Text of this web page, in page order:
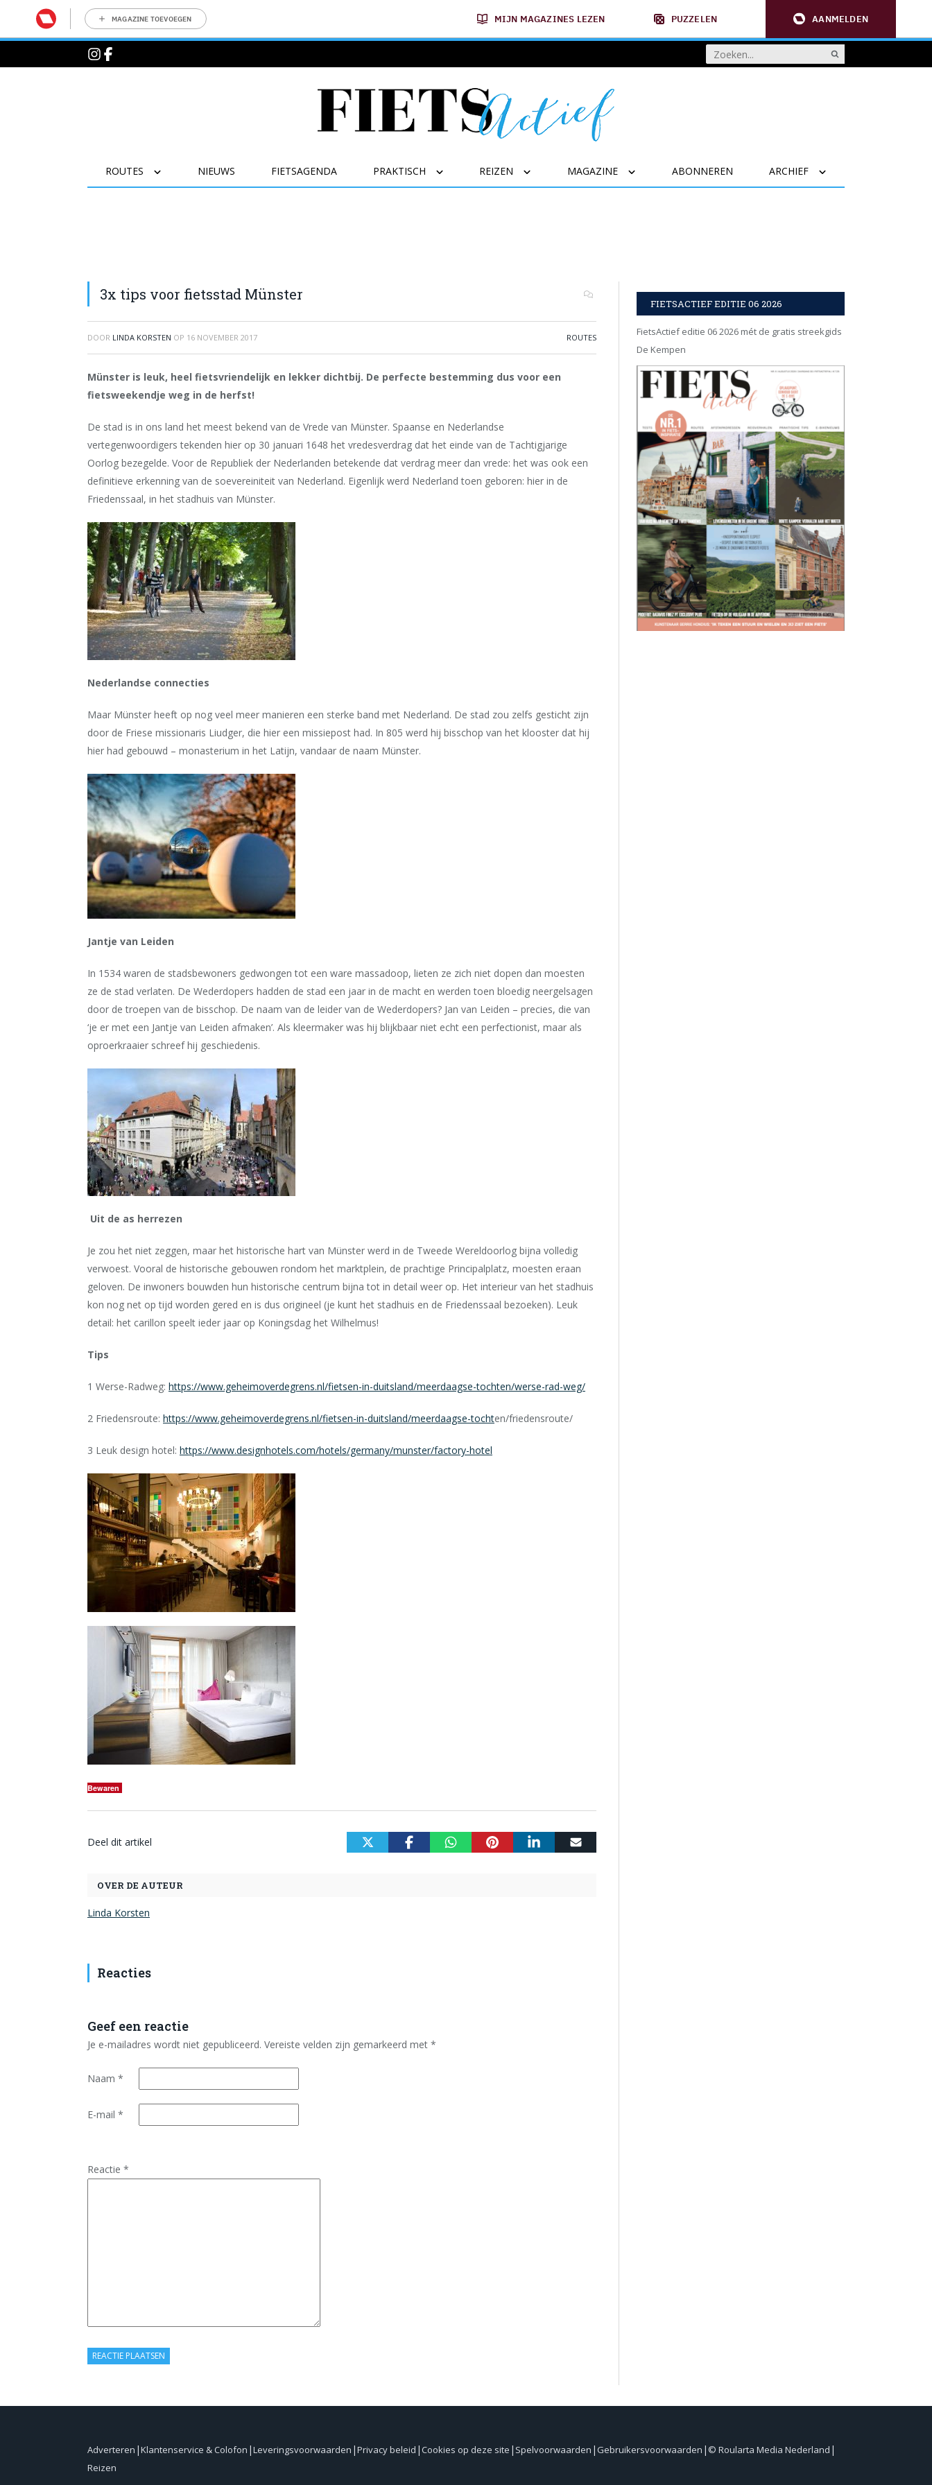
MAGAZINE TOEVOEGEN MIJN MAGAZINES LEZEN PUZZELEN AANMELDEN
ROUTES NIEUWS FIETSAGENDA PRAKTISCH REIZEN MAGAZINE ABONNEREN ARCHIEF
3x tips voor fietsstad Münster
DOOR LINDA KORSTEN OP 16 NOVEMBER 2017 ROUTES
Münster is leuk, heel fietsvriendelijk en lekker dichtbij. De perfecte bestemming dus voor een
fietsweekendje weg in de herfst!
De stad is in ons land het meest bekend van de Vrede van Münster. Spaanse en Nederlandse
vertegenwoordigers tekenden hier op 30 januari 1648 het vredesverdrag dat het einde van de Tachtigjarige
Oorlog bezegelde. Voor de Republiek der Nederlanden betekende dat verdrag meer dan vrede: het was ook een
definitieve erkenning van de soevereiniteit van Nederland. Eigenlijk werd Nederland toen geboren: hier in de
Friedenssaal, in het stadhuis van Münster.
Nederlandse connecties
Maar Münster heeft op nog veel meer manieren een sterke band met Nederland. De stad zou zelfs gesticht zijn
door de Friese missionaris Liudger, die hier een missiepost had. In 805 werd hij bisschop van het klooster dat hij
hier had gebouwd – monasterium in het Latijn, vandaar de naam Münster.
Jantje van Leiden
In 1534 waren de stadsbewoners gedwongen tot een ware massadoop, lieten ze zich niet dopen dan moesten
ze de stad verlaten. De Wederdopers hadden de stad een jaar in de macht en werden toen bloedig neergelsagen
door de troepen van de bisschop. De naam van de leider van de Wederdopers? Jan van Leiden – precies, die van
‘je er met een Jantje van Leiden afmaken’. Als kleermaker was hij blijkbaar niet echt een perfectionist, maar als
oproerkraaier schreef hij geschiedenis.
Uit de as herrezen
Je zou het niet zeggen, maar het historische hart van Münster werd in de Tweede Wereldoorlog bijna volledig
verwoest. Vooral de historische gebouwen rondom het marktplein, de prachtige Principalplatz, moesten eraan
geloven. De inwoners bouwden hun historische centrum bijna tot in detail weer op. Het interieur van het stadhuis
kon nog net op tijd worden gered en is dus origineel (je kunt het stadhuis en de Friedenssaal bezoeken). Leuk
detail: het carillon speelt ieder jaar op Koningsdag het Wilhelmus!
Tips
1 Werse-Radweg: https://www.geheimoverdegrens.nl/fietsen-in-duitsland/meerdaagse-tochten/werse-rad-weg/
2 Friedensroute: https://www.geheimoverdegrens.nl/fietsen-in-duitsland/meerdaagse-tochten/friedensroute/
3 Leuk design hotel: https://www.designhotels.com/hotels/germany/munster/factory-hotel
Bewaren
Deel dit artikel
OVER DE AUTEUR
Linda Korsten
Reacties
Geef een reactie
Je e-mailadres wordt niet gepubliceerd. Vereiste velden zijn gemarkeerd met *
Naam *
E-mail *
Reactie *
FIETSACTIEF EDITIE 06 2026
FietsActief editie 06 2026 mét de gratis streekgids
De Kempen
Adverteren Klantenservice & Colofon Leveringsvoorwaarden Privacy beleid Cookies op deze site Spelvoorwaarden Gebruikersvoorwaarden © Roularta Media Nederland
Reizen